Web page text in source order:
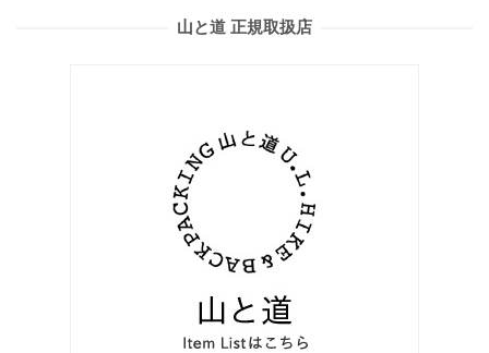
山と道 正規取扱店